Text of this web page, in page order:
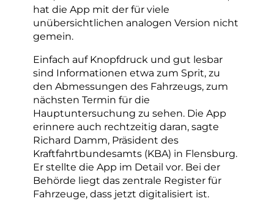
hat die App mit der für viele
unübersichtlichen analogen Version nicht
gemein.
Einfach auf Knopfdruck und gut lesbar
sind Informationen etwa zum Sprit, zu
den Abmessungen des Fahrzeugs, zum
nächsten Termin für die
Hauptuntersuchung zu sehen. Die App
erinnere auch rechtzeitig daran, sagte
Richard Damm, Präsident des
Kraftfahrtbundesamts (KBA) in Flensburg.
Er stellte die App im Detail vor. Bei der
Behörde liegt das zentrale Register für
Fahrzeuge, dass jetzt digitalisiert ist.